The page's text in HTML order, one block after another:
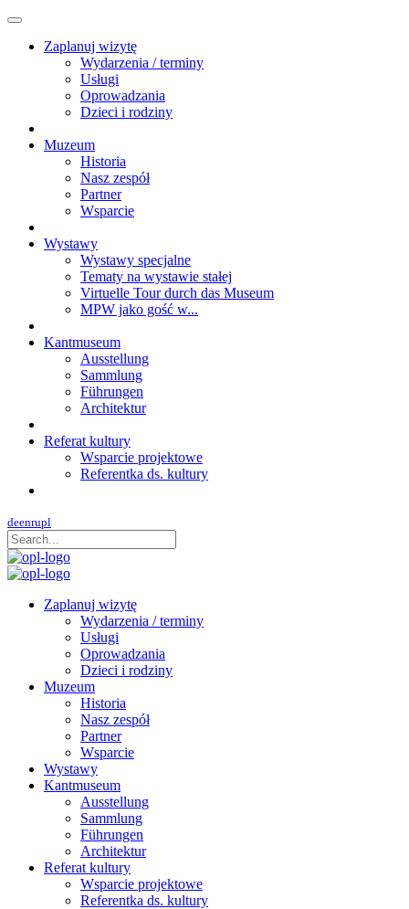
Zaplanuj wizytę
Wydarzenia / terminy
Usługi
Oprowadzania
Dzieci i rodziny
Muzeum
Historia
Nasz zespół
Partner
Wsparcie
Wystawy
Wystawy specjalne
Tematy na wystawie stałej
Virtuelle Tour durch das Museum
MPW jako gość w...
Kantmuseum
Ausstellung
Sammlung
Führungen
Architektur
Referat kultury
Wsparcie projektowe
Referentka ds. kultury
deenrupl
Zaplanuj wizytę
Wydarzenia / terminy
Usługi
Oprowadzania
Dzieci i rodziny
Muzeum
Historia
Nasz zespół
Partner
Wsparcie
Wystawy
Kantmuseum
Ausstellung
Sammlung
Führungen
Architektur
Referat kultury
Wsparcie projektowe
Referentka ds. kultury